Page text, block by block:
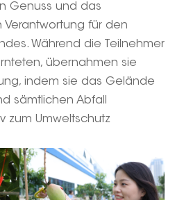
Genuss und das
Verantwortung für den
Während die Teilnehmer
übernahmen sie
indem sie das Gelände
sämtlichen Abfall
zum Umweltschutz